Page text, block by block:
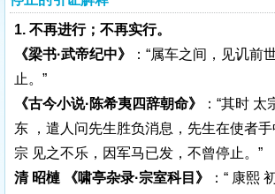
1. 不再进行；不再实行。
《梁书·武帝纪中》
：“属车之间，见讥前
止。”
《古今小说·陈希夷四辞朝命》
：“其时
东 ，遣人问先生胜负消息，先生在使者手
宗 见之不乐，因军马已发，不曾停止。”
清 昭槤 《啸亭杂录·宗室科目》
：“ 康熙